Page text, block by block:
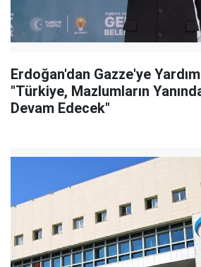
Erdoğan'dan Gazze'ye
"Türkiye, Mazlumların
Devam Edecek"